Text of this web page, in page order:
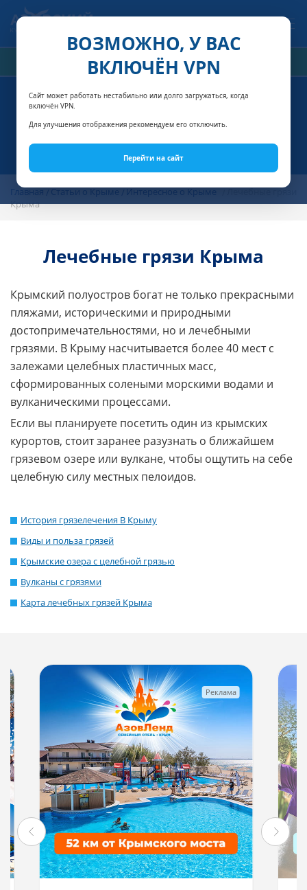
ВОЗМОЖНО, У ВАС
ВКЛЮЧЁН VPN
Сайт может работать нестабильно или долго загружаться, когда
включён VPN.
Для улучшения отображения рекомендуем его отключить.
Перейти на сайт
РАСЧЁТ СТОИМОСТИ
Главная Статьи о Крыме
Крыма
Лечебные грязи Крыма
Крымский полуостров богат не только прекрасными
пляжами, историческими и природными
достопримечательностями, но и лечебными
грязями. В Крыму насчитывается более 40 мест с
залежами целебных пластичных масс,
сформированных солеными морскими водами и
вулканическими процессами.
Если вы планируете посетить один из крымских
курортов, стоит заранее разузнать о ближайшем
грязевом озере или вулкане, чтобы ощутить на себе
целебную силу местных пелоидов.
История грязелечения В Крыму
Виды и польза грязей
Крымские озера с целебной грязью
Вулканы с грязями
Карта лечебных грязей Крыма
Реклама